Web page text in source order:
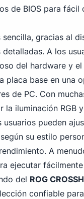
de BIOS para
sencilla, gracias al
A los
del hardware y
placa base en una
de PC. Con
la iluminación RGB
pueden
su estilo
A
ejecutar
del ROG
confiable